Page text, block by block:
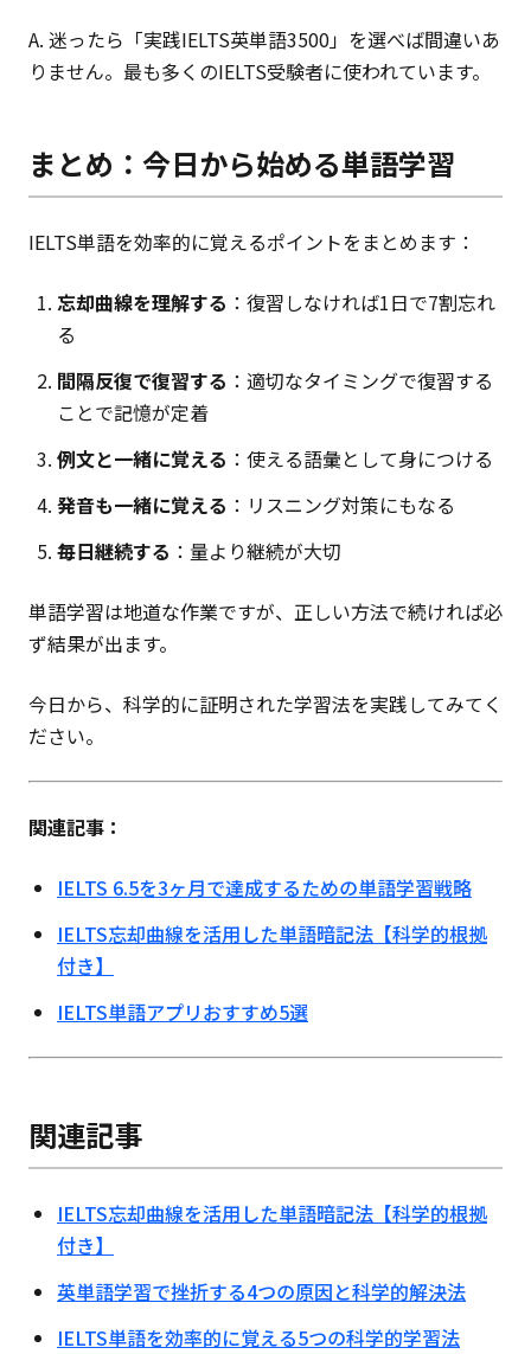
A. 迷ったら「実践IELTS英単語3500」を選べば間違いあ
りません。最も多くのIELTS受験者に使われています。
まとめ：今日から始める単語学習
IELTS単語を効率的に覚えるポイントをまとめます：
忘却曲線を理解する ：復習しなければ1日で7割忘れ
る
間隔反復で復習する ：適切なタイミングで復習する
ことで記憶が定着
例文と一緒に覚える ：使える語彙として身につける
発音も一緒に覚える ：リスニング対策にもなる
毎日継続する ：量より継続が大切
単語学習は地道な作業ですが、正しい方法で続ければ必
ず結果が出ます。
今日から、科学的に証明された学習法を実践してみてく
ださい。
関連記事：
IELTS 6.5を3ヶ月で達成するための単語学習戦略
IELTS忘却曲線を活用した単語暗記法【科学的根拠
付き】
IELTS単語アプリおすすめ5選
関連記事
IELTS忘却曲線を活用した単語暗記法【科学的根拠
付き】
英単語学習で挫折する4つの原因と科学的解決法
IELTS単語を効率的に覚える5つの科学的学習法